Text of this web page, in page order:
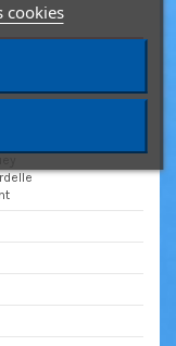
cookies